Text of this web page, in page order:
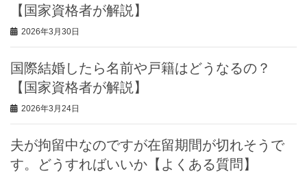
【国家資格者が解説】
2026年3月30日
国際結婚したら名前や戸籍はどうなるの？
【国家資格者が解説】
2026年3月24日
夫が拘留中なのですが在留期間が切れそうで
す。どうすればいいか【よくある質問】